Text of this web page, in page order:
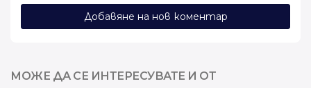
Добавяне на нов коментар
МОЖЕ ДА СЕ ИНТЕРЕСУВАТЕ И ОТ